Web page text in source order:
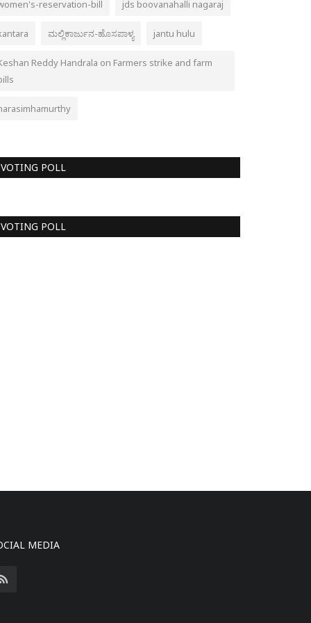
reservation-bill jds boovanahalli nagaraj
ಮಲ್ಲಿಕಾರ್ಜುನ-ಹೊಸಪಾಳ್ಯ jantu hulu
Reddy Handrala on Farmers strike and farm
VOTING POLL
VOTING POLL
MEDIA